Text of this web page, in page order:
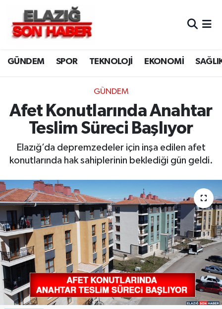
GÜNDEM SPOR TEKNOLOJİ EKONOMİ
GÜNDEM
Afet Konutlarında Anahtar
Teslim Süreci Başlıyor
Elazığ’da depremzedeler için inşa edilen afet
konutlarında hak sahiplerinin beklediği gün geldi.
CANLI YAYIN
ASAYİŞ
BİLİM VE TEKNOLOJİ
DÜNYA
EKONOMİ
ELAZIĞ
GENEL
GÜNDEM
HABERDE İNSAN
KÜLTÜR-SANAT
Merkez Hava Durumu
Merkez Trafik Yoğunluk Haritası
Süper Lig Puan Durumu ve Fikstür
Tüm Manşetler
Haber Arşivi